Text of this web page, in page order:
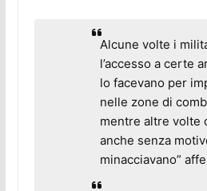
Alcune volte i
l’accesso a certe
lo facevano per
nelle zone di
mentre altre volte
anche senza
minacciavano”